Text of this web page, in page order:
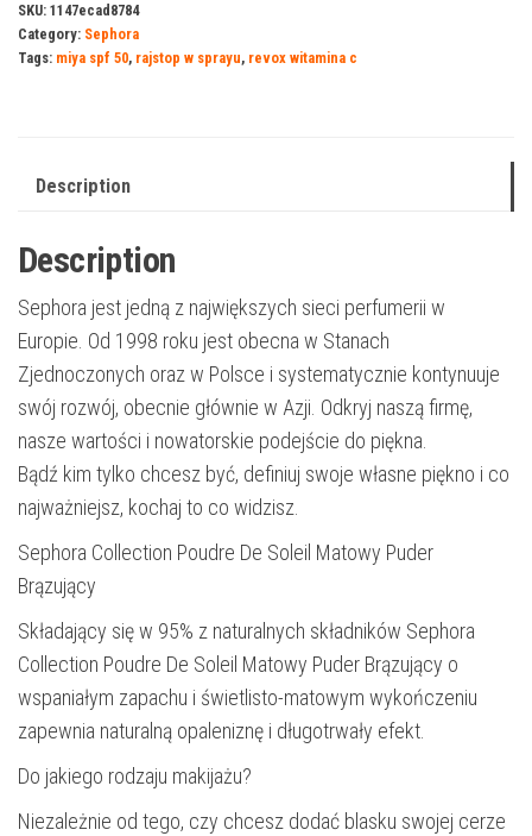
SKU: 1147ecad8784
Category: Sephora
Tags: miya spf 50, rajstop w sprayu, revox witamina c
Description
Description
Sephora jest jedną z największych sieci perfumerii w
Europie. Od 1998 roku jest obecna w Stanach
Zjednoczonych oraz w Polsce i systematycznie kontynuuje
swój rozwój, obecnie głównie w Azji. Odkryj naszą firmę,
nasze wartości i nowatorskie podejście do piękna.
Bądź kim tylko chcesz być, definiuj swoje własne piękno i co
najważniejsz, kochaj to co widzisz.
Sephora Collection Poudre De Soleil Matowy Puder
Brązujący
Składający się w 95% z naturalnych składników Sephora
Collection Poudre De Soleil Matowy Puder Brązujący o
wspaniałym zapachu i świetlisto-matowym wykończeniu
zapewnia naturalną opaleniznę i długotrwały efekt.
Do jakiego rodzaju makijażu?
Niezależnie od tego, czy chcesz dodać blasku swojej cerze